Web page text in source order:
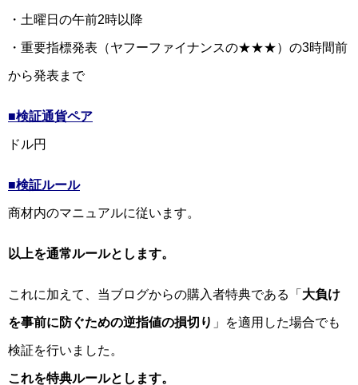
・土曜日の午前2時以降
・重要指標発表（ヤフーファイナンスの★★★）の3時間前
から発表まで
■検証通貨ペア
ドル円
■検証ルール
商材内のマニュアルに従います。
以上を通常ルールとします。
これに加えて、当ブログからの購入者特典である「 大負け
を事前に防ぐための逆指値の損切り 」を適用した場合でも
検証を行いました。
これを特典ルールとします。